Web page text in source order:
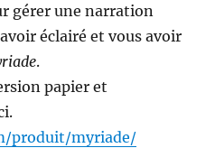
gérer une narration
éclairé et vous avoir
.
papier et
produit/myriade/